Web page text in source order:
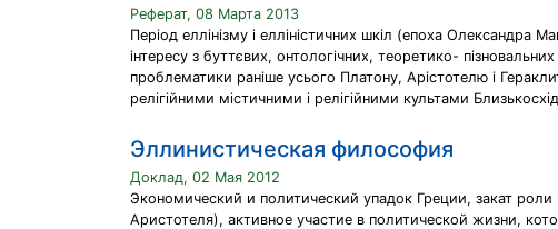
Реферат, 08 Марта 2013
Період еллінізму і елліністичних шкіл (епоха Олександра
інтересу з буттєвих, онтологічних, теоретико-
проблематики раніше усього Платону, Арістотелю і
релігійними містичними і релігійними культами
Эллинистическая философия
Доклад, 02 Мая 2012
Экономический и политический упадок Греции, закат
Аристотеля), активное участие в политической жизни,